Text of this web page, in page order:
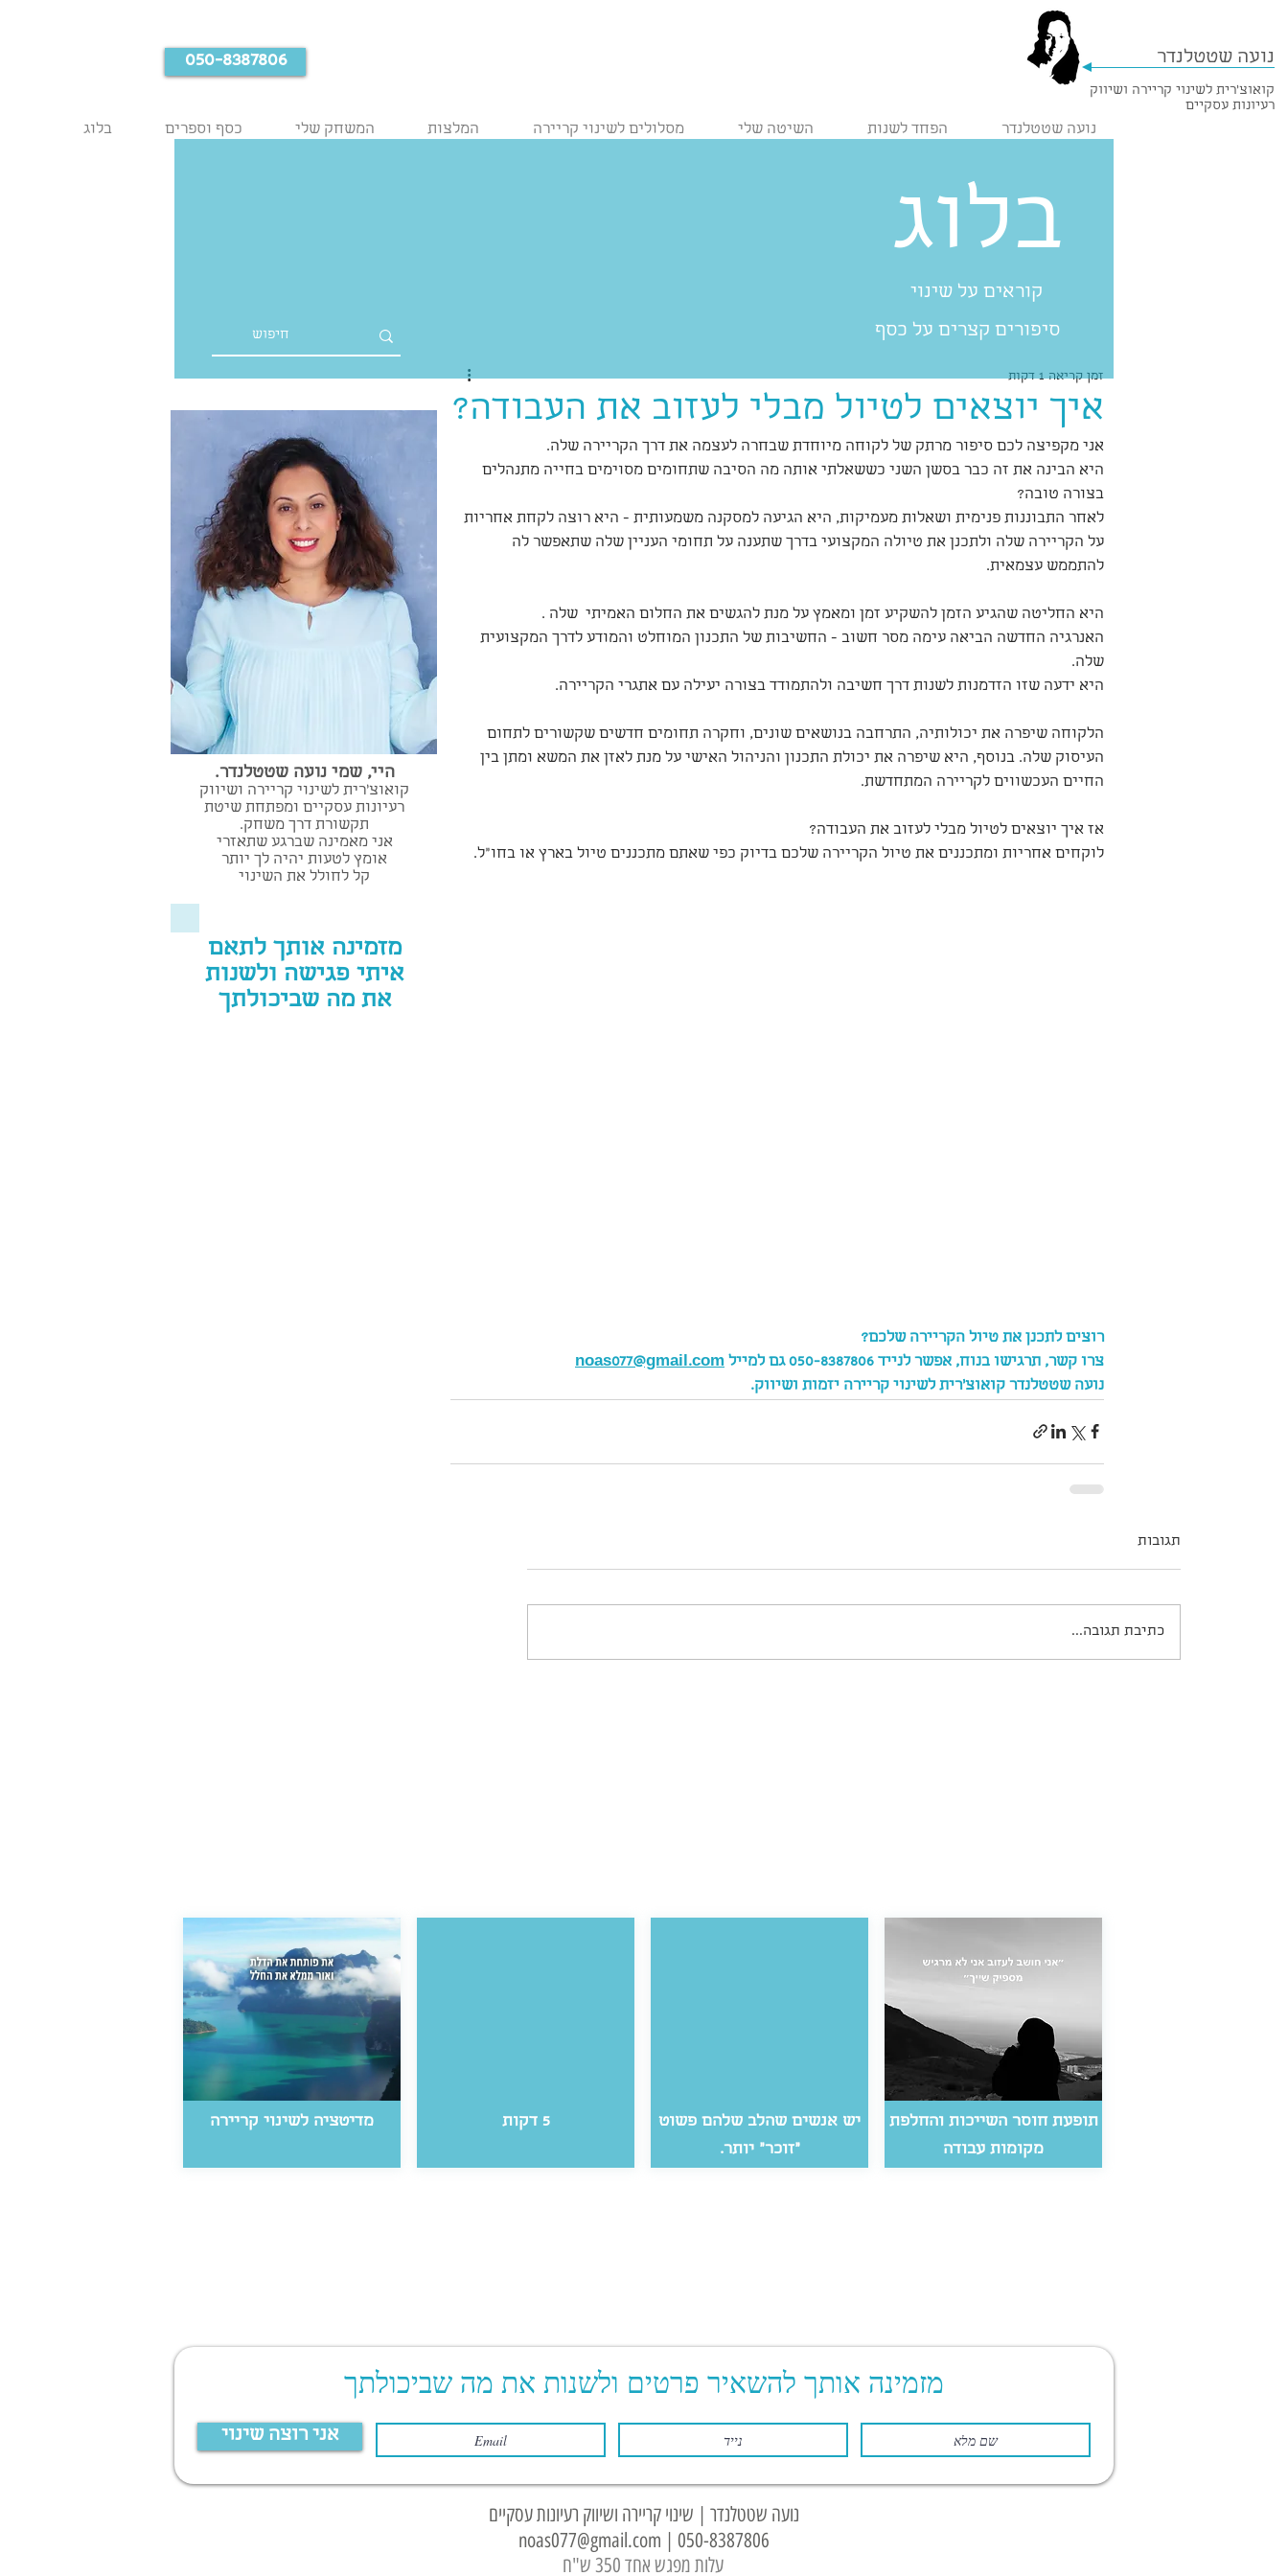
050-8387806 נועה שטטלנדר
קואוצ'רית לשינוי קריירה ושיווק
רעיונות עסקיים
נועה שטטלנדר הפחד לשנות השיטה שלי מסלולים לשינוי קריירה המלצות המשחק שלי כסף וספרים בלוג
איך יוצאים לטיול מבלי לעזוב את העבודה?
זמן קריאה 1 דקות
אני מקפיצה לכם סיפור מרתק של לקוחה מיוחדת שבחרה לעצמה את דרך הקריירה שלה.
היא הבינה את זה כבר בסשן השני כששאלתי אותה מה הסיבה שתחומים מסוימים בחייה מתנהלים
בצורה טובה?
לאחר התבוננות פנימית ושאלות מעמיקות, היא הגיעה למסקנה משמעותית - היא רוצה לקחת אחריות
על הקריירה שלה ולתכנן את טיולה המקצועי בדרך שתענה על תחומי העניין שלה שתאפשר לה
להתממש עצמאית.
היא החליטה שהגיע הזמן להשקיע זמן ומאמץ על מנת להגשים את החלום האמיתי  שלה .
האנרגיה החדשה הביאה עימה מסר חשוב - החשיבות של התכנון המוחלט והמודע לדרך המקצועית
שלה.
היא ידעה שזו הזדמנות לשנות דרך חשיבה ולהתמודד בצורה יעילה עם אתגרי הקריירה.
הלקוחה שיפרה את יכולותיה, התרחבה בנושאים שונים, וחקרה תחומים חדשים שקשורים לתחום
העיסוק שלה. בנוסף, היא שיפרה את יכולת התכנון והניהול האישי על מנת לאזן את המשא ומתן בין
החיים העכשווים לקריירה המתחדשת.
אז איך יוצאים לטיול מבלי לעזוב את העבודה?
לוקחים אחריות ומתכננים את טיול הקריירה שלכם בדיוק כפי שאתם מתכננים טיול בארץ או בחו״ל.
רוצים לתכנן את טיול הקריירה שלכם?
צרו קשר, תרגישו בנוח, אפשר לנייד 050-8387806 גם למייל
noas077@gmail.com
נועה שטטלנדר קואוצ'רית לשינוי קריירה יזמות ושיווק.
תגובות
כתיבת תגובה...
היי, שמי נועה שטטלנדר.
קואוצ'רית לשינוי קריירה ושיווק
רעיונות עסקיים ומפתחת שיטת
תקשורת דרך משחק.
אני מאמינה שברגע שתאזרי
אומץ לטעות יהיה לך יותר
קל לחולל את השינוי
מזמינה אותך לתאם
איתי פגישה ולשנות
את מה שביכולתך
בלוג
קוראים על שינוי
סיפורים קצרים על כסף
תופעת חוסר השייכות והחלפת
מקומות עבודה
יש אנשים שהלב שלהם פשוט
״זוכר״ יותר.
5 דקות מדיטציה לשינוי קריירה
מזמינה אותך להשאיר פרטים ולשנות את מה שביכולתך
אני רוצה שינוי
נועה שטטלנדר | שינוי קריירה ושיווק רעיונות עסקיים
050-8387806
|
noas077@gmail.com
עלות מפגש אחד 350 ש"ח